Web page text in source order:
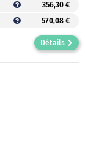
356,30 €
570,08 €
Détails